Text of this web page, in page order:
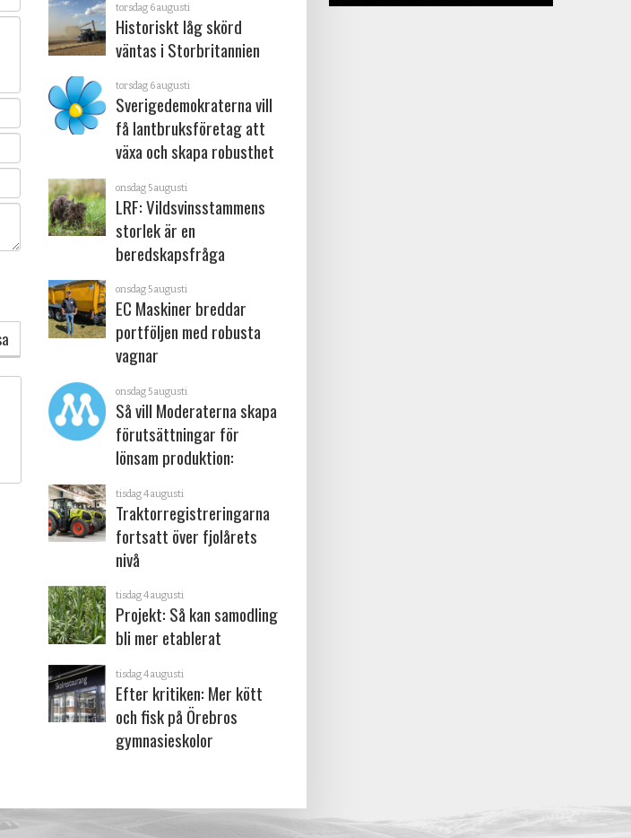
torsdag 6 augusti
Historiskt låg skörd
väntas i Storbritannien
torsdag 6 augusti
Sverigedemokraterna vill
få lantbruksföretag att
växa och skapa robusthet
onsdag 5 augusti
LRF: Vildsvinsstammens
storlek är en
beredskapsfråga
onsdag 5 augusti
EC Maskiner breddar
portföljen med robusta
vagnar
onsdag 5 augusti
Så vill Moderaterna skapa
förutsättningar för
lönsam produktion:
tisdag 4 augusti
Traktorregistreringarna
fortsatt över fjolårets
nivå
tisdag 4 augusti
Projekt: Så kan samodling
bli mer etablerat
tisdag 4 augusti
Efter kritiken: Mer kött
och fisk på Örebros
gymnasieskolor